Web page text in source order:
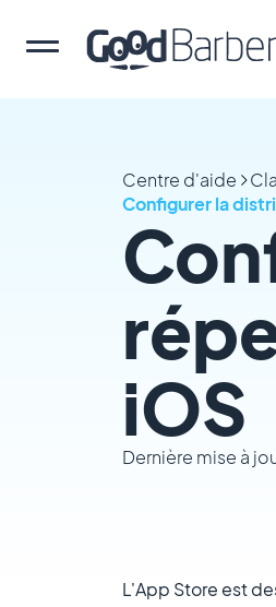
Centre d'aide
Configurer la
iOS
Dernière mise à
L'App Store est